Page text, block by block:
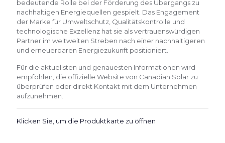
bedeutende Rolle bei der Förderung des Übergangs zu
nachhaltigen Energiequellen gespielt. Das Engagement
der Marke für Umweltschutz, Qualitätskontrolle und
technologische Exzellenz hat sie als vertrauenswürdigen
Partner im weltweiten Streben nach einer nachhaltigeren
und erneuerbaren Energiezukunft positioniert.
Für die aktuellsten und genauesten Informationen wird
empfohlen, die offizielle Website von Canadian Solar zu
überprüfen oder direkt Kontakt mit dem Unternehmen
aufzunehmen.
Klicken Sie, um die Produktkarte zu öffnen